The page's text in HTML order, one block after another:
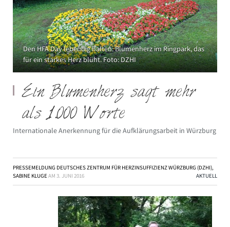
Den HFA Day lebendig halten: Blumenherz im Ringpark, das
für ein starkes Herz blüht. Foto: DZHI
Ein Blumenherz sagt mehr
als 1.000 Worte
Internationale Anerkennung für die Aufklärungsarbeit in Würzburg
PRESSEMELDUNG DEUTSCHES ZENTRUM FÜR HERZINSUFFIZIENZ WÜRZBURG (DZHI),
SABINE KLUGEAM 3. JUNI 2016 AKTUELL